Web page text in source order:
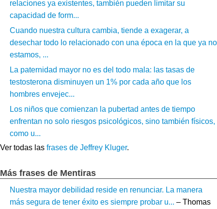
relaciones ya existentes, también pueden limitar su
capacidad de form...
Cuando nuestra cultura cambia, tiende a exagerar, a
desechar todo lo relacionado con una época en la que ya no
estamos, ...
La paternidad mayor no es del todo mala: las tasas de
testosterona disminuyen un 1% por cada año que los
hombres envejec...
Los niños que comienzan la pubertad antes de tiempo
enfrentan no solo riesgos psicológicos, sino también físicos,
como u...
Ver todas las frases de Jeffrey Kluger.
Más frases de Mentiras
Nuestra mayor debilidad reside en renunciar. La manera
más segura de tener éxito es siempre probar u... – Thomas